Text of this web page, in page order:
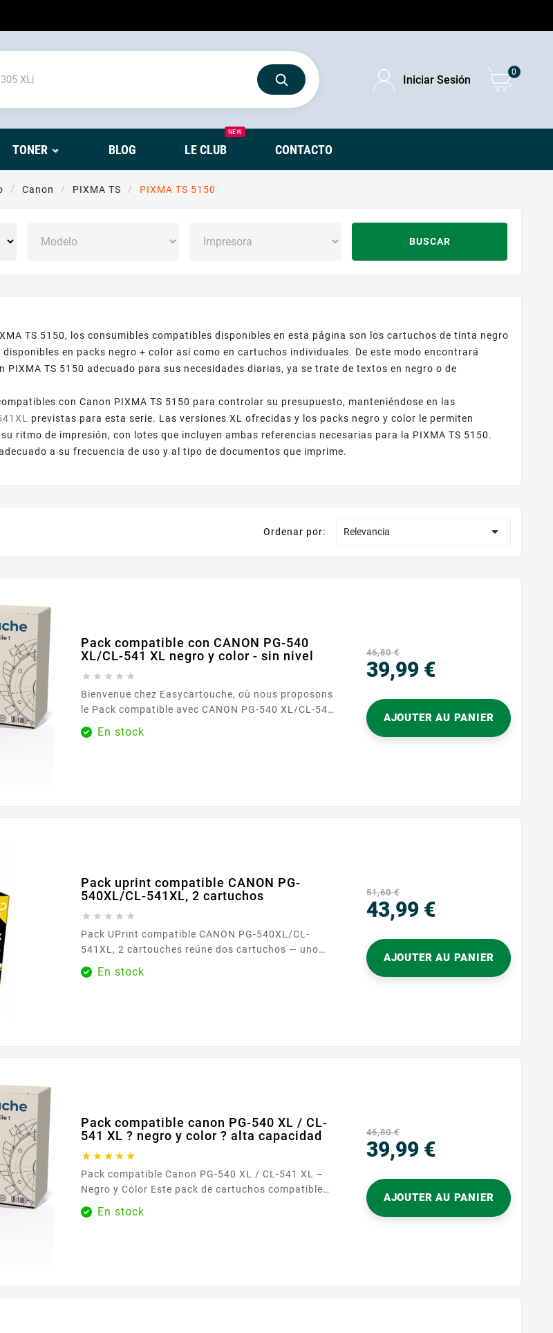
Iniciar Sesión
0
TONER BLOG LE CLUB
NEW
CONTACTO
Canon PIXMA TS PIXMA TS 5150
BUSCAR
TS 5150, los consumibles compatibles disponibles en esta página son los cartuchos de tinta negro
disponibles en packs negro + color así como en cartuchos individuales. De este modo encontrará
PIXMA TS 5150 adecuado para sus necesidades diarias, ya se trate de textos en negro o de
con Canon PIXMA TS 5150 para controlar su presupuesto, manteniéndose en las
previstas para esta serie. Las versiones XL ofrecidas y los packs negro y color le permiten
ritmo de impresión, con lotes que incluyen ambas referencias necesarias para la PIXMA TS 5150.
a su frecuencia de uso y al tipo de documentos que imprime.
Ordenar por: Relevancia 
Pack compatible con CANON PG-540
XL/CL-541 XL negro y color - sin nivel
    
Bienvenue chez Easycartouche, où nous proposons
le Pack compatible avec CANON PG-540 XL/CL-541
XL noir et couleur - Sans niveau , conçu pour
répondre à tous vos besoins d'impression avec
En stock
46,80 €
39,99 €
AJOUTER AU PANIER
Pack uprint compatible CANON PG-
540XL/CL-541XL, 2 cartuchos
    
Pack UPrint compatible CANON PG-540XL/CL-
541XL, 2 cartouches reúne dos cartuchos — uno
negro y uno tricolor — pensados para las
impresiones del día a día. Cubre tanto los textos
En stock
51,60 €
43,99 €
AJOUTER AU PANIER
Pack compatible canon PG-540 XL / CL-
541 XL ? negro y color ? alta capacidad
    
Pack compatible Canon PG-540 XL / CL-541 XL –
Negro y Color Este pack de cartuchos compatibles
sustituye las referencias Canon PG-540 XL (negro)
y CL-541 XL (color). Ofrece una impresión fiable,
En stock
46,80 €
39,99 €
AJOUTER AU PANIER